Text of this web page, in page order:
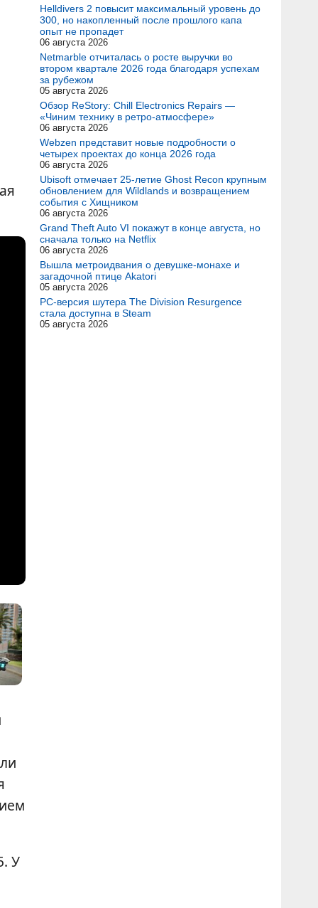
У
Helldivers 2 повысит максимальный уровень до
300, но накопленный после прошлого капа
опыт не пропадет
06 августа 2026
Netmarble отчиталась о росте выручки во
втором квартале 2026 года благодаря успехам
за рубежом
05 августа 2026
Обзор ReStory: Chill Electronics Repairs —
«Чиним технику в ретро-атмосфере»
06 августа 2026
Webzen представит новые подробности о
четырех проектах до конца 2026 года
06 августа 2026
Ubisoft отмечает 25-летие Ghost Recon крупным
обновлением для Wildlands и возвращением
события с Хищником
06 августа 2026
Grand Theft Auto VI покажут в конце августа, но
сначала только на Netflix
06 августа 2026
Вышла метроидвания о девушке-монахе и
загадочной птице Akatori
05 августа 2026
PC-версия шутера The Division Resurgence
стала доступна в Steam
05 августа 2026